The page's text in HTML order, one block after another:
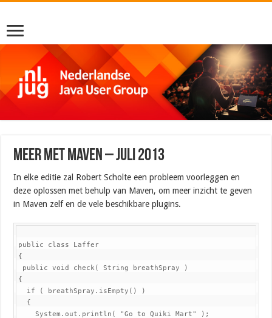
Meer met Maven – Juli 2013
In elke editie zal Robert Scholte een probleem voorleggen en
deze oplossen met behulp van Maven, om meer inzicht te geven
in Maven zelf en de vele beschikbare plugins.
public class Laffer
{
public void check( String breathSpray )
{
  if ( breathSpray.isEmpty() )
  {
    System.out.println( "Go to Quiki Mart" );